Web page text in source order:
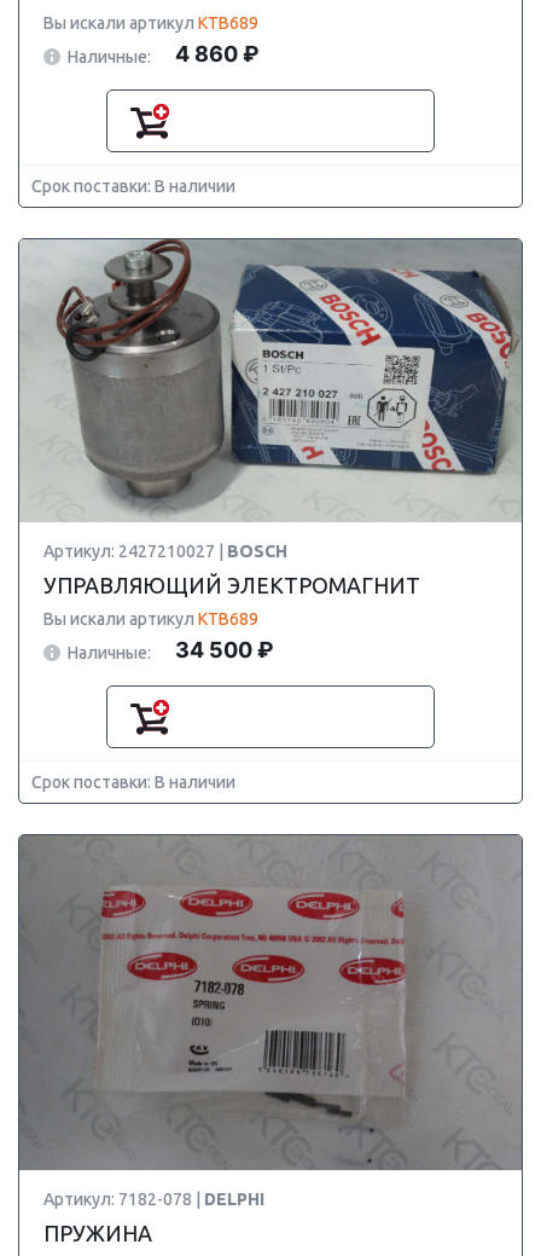
Вы искали артикул KTB689
Наличные:
4 860 ₽
Срок поставки: В наличии
Артикул: 2427210027 | BOSCH
УПРАВЛЯЮЩИЙ ЭЛЕКТРОМАГНИТ
Вы искали артикул KTB689
Наличные:
34 500 ₽
Срок поставки: В наличии
Артикул: 7182-078 | DELPHI
ПРУЖИНА